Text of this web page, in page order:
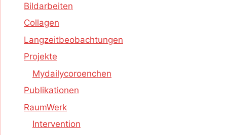
Bildarbeiten
Collagen
Langzeitbeobachtungen
Projekte
Mydailycoroenchen
Publikationen
RaumWerk
Intervention